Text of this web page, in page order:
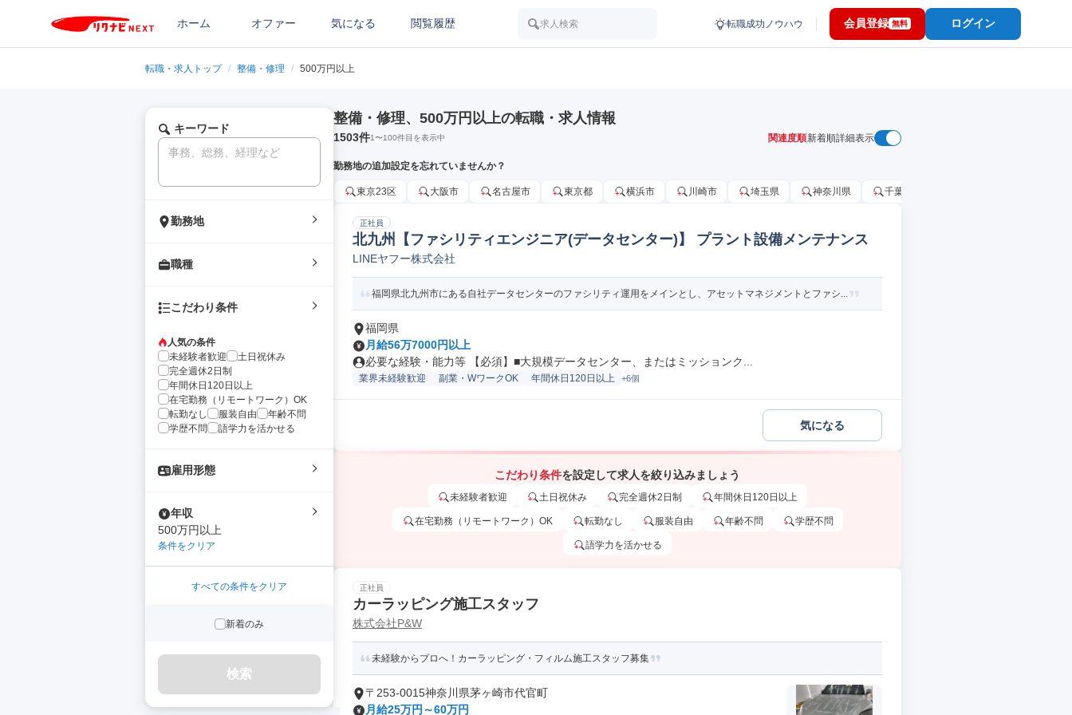
ホーム オファー 気になる 閲覧履歴 求人検索 転職成功ノウハウ 会員登録 無料 ログイン
転職・求人トップ / 整備・修理 / 500万円以上
キーワード
勤務地
職種
こだわり条件
人気の条件
未経験者歓迎
土日祝休み
完全週休2日制
年間休日120日以上
在宅勤務（リモートワーク）OK
転勤なし
服装自由
年齢不問
学歴不問
語学力を活かせる
雇用形態
年収
500万円以上
条件をクリア
すべての条件をクリア
新着のみ
検索
整備・修理、500万円以上の転職・求人情報
1503件1〜100件目を表示中 関連度順新着順詳細表示
勤務地の追加設定を忘れていませんか？
東京23区 大阪市 名古屋市 東京都 横浜市 川崎市 埼玉県 神奈川県 千葉市
正社員
北九州【ファシリティエンジニア(データセンター)】 プラント設備メンテナンス
LINEヤフー株式会社
福岡県北九州市にある自社データセンターのファシリティ運用をメインとし、アセットマネジメントとファシ...
福岡県
月給56万7000円以上
必要な経験・能力等 【必須】■大規模データセンター、またはミッションク...
業界未経験歓迎 副業・WワークOK 年間休日120日以上 +6個
気になる
こだわり条件を設定して求人を絞り込みましょう
未経験者歓迎 土日祝休み 完全週休2日制 年間休日120日以上
在宅勤務（リモートワーク）OK 転勤なし 服装自由 年齢不問 学歴不問
語学力を活かせる
正社員
カーラッピング施工スタッフ
株式会社P&W
未経験からプロへ！カーラッピング・フィルム施工スタッフ募集
〒253-0015神奈川県茅ヶ崎市代官町
月給25万円～60万円